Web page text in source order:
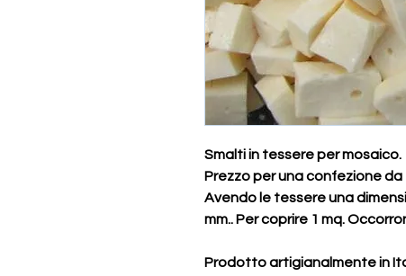
Smalti in tessere per mosaico.
Prezzo per una confezione da
Avendo le tessere una
mm.. Per coprire 1 mq.
Prodotto artigianalmente in